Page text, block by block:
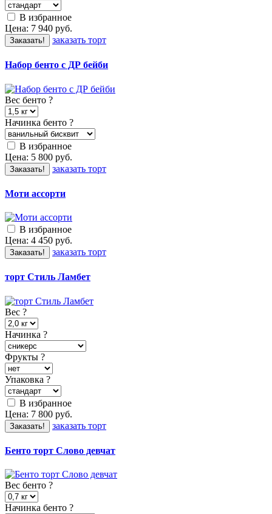
В избранное
Цена: 7 940 руб.
Заказать! заказать торт
Набор бенто с ДР бейби
Вес бенто ?
Начинка бенто ?
В избранное
Цена: 5 800 руб.
Заказать! заказать торт
Моти ассорти
В избранное
Цена: 4 450 руб.
Заказать! заказать торт
торт Стиль Ламбет
Вес ?
Начинка ?
Фрукты ?
Упаковка ?
В избранное
Цена: 7 800 руб.
Заказать! заказать торт
Бенто торт Слово девчат
Вес бенто ?
Начинка бенто ?